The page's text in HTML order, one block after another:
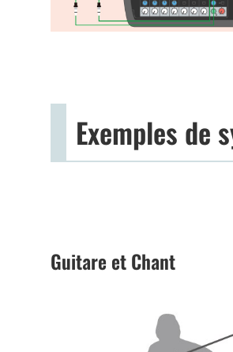
Exemples de
Guitare et Chant